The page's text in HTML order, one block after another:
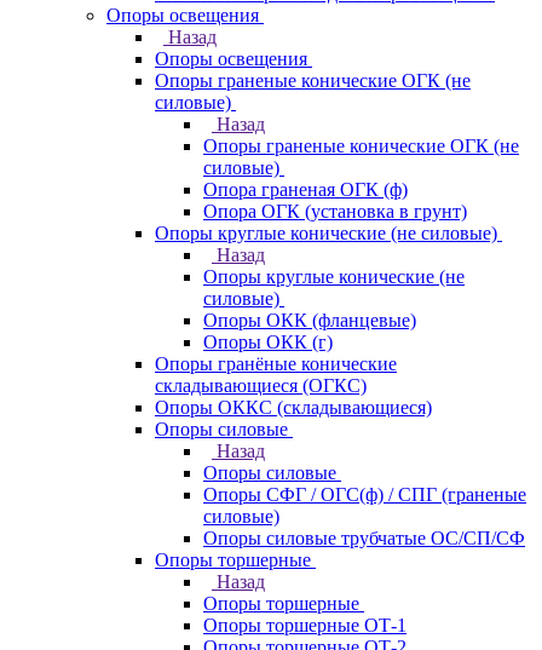
Опоры освещения
Назад
Опоры освещения
Опоры граненые конические ОГК (не
силовые)
Назад
Опоры граненые конические ОГК (не
силовые)
Опора граненая ОГК (ф)
Опора ОГК (установка в грунт)
Опоры круглые конические (не силовые)
Назад
Опоры круглые конические (не
силовые)
Опоры ОКК (фланцевые)
Опоры ОКК (г)
Опоры гранёные конические
складывающиеся (ОГКС)
Опоры ОККС (складывающиеся)
Опоры силовые
Назад
Опоры силовые
Опоры СФГ / ОГС(ф) / СПГ (граненые
силовые)
Опоры силовые трубчатые ОС/СП/СФ
Опоры торшерные
Назад
Опоры торшерные
Опоры торшерные ОТ-1